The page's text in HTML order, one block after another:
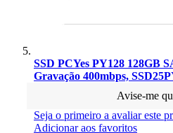
SSD PCYes PY128 128GB
Gravação 400mbps,
Avise-me
Seja o primeiro a avaliar este
Adicionar aos favoritos